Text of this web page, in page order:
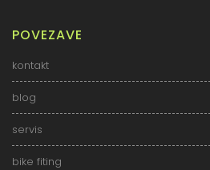
POVEZAVE
kontakt
blog
servis
bike fiting